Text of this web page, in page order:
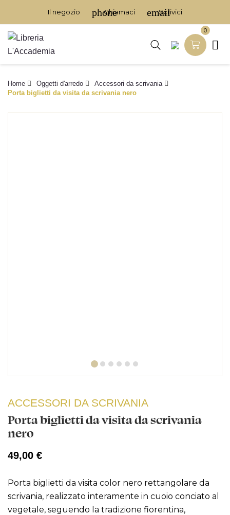
Il negozio phone
Chiamaci email
Scrivici

0
Home Oggetti d'arredo
Accessori da scrivania
Porta biglietti da visita da scrivania nero
ACCESSORI DA SCRIVANIA
Porta biglietti da visita da scrivania
nero
49,00 €
Porta biglietti da visita color nero rettangolare da
scrivania, realizzato interamente in cuoio conciato al
vegetale, seguendo la tradizione fiorentina,